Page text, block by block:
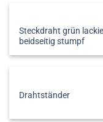
Steckdraht grün
beidseitig stumpf
Drahtständer